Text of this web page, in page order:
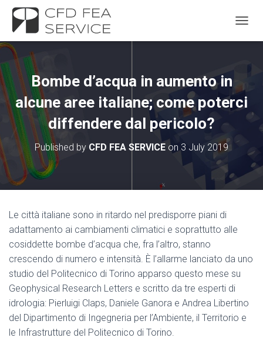
Bombe d’acqua in aumento in
alcune aree italiane; come poterci
diffendere dal pericolo?
Published by CFD FEA SERVICE on 3 July 2019
Le città italiane sono in ritardo nel predisporre piani di
adattamento ai cambiamenti climatici e soprattutto alle
cosiddette bombe d’acqua che, fra l’altro, stanno
crescendo di numero e intensità. È l’allarme lanciato da uno
studio del Politecnico di Torino apparso questo mese su
Geophysical Research Letters e scritto da tre esperti di
idrologia: Pierluigi Claps, Daniele Ganora e Andrea Libertino
del Dipartimento di Ingegneria per l’Ambiente, il Territorio e
le Infrastrutture del Politecnico di Torino.